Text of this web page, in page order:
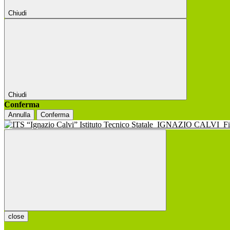
Chiudi
Chiudi
Conferma
Annulla Conferma
Istituto Tecnico Statale IGNAZIO CALVI
close